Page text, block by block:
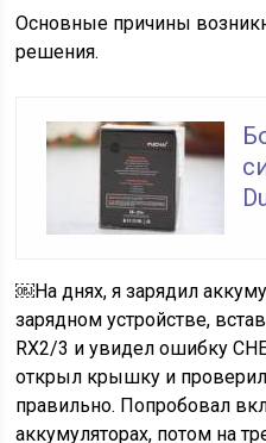
Основные причины
решения.
￼На днях, я зарядил
зарядном устройстве,
RX2/3 и увидел ошибку
открыл крышку и
правильно. Попробовал
аккумуляторах, потом на